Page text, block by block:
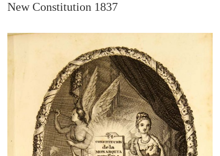
New Constitution 1837